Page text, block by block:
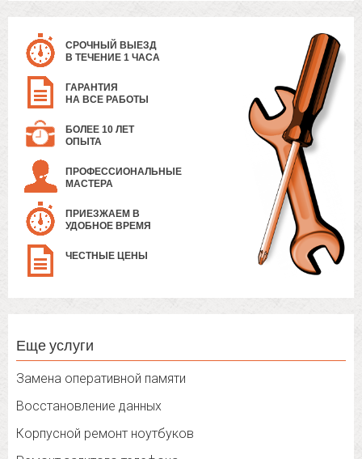
СРОЧНЫЙ ВЫЕЗД
В ТЕЧЕНИЕ 1 ЧАСА
ГАРАНТИЯ
НА ВСЕ РАБОТЫ
БОЛЕЕ 10 ЛЕТ
ОПЫТА
ПРОФЕССИОНАЛЬНЫЕ
МАСТЕРА
ПРИЕЗЖАЕМ В
УДОБНОЕ ВРЕМЯ
ЧЕСТНЫЕ ЦЕНЫ
Еще услуги
Замена оперативной памяти
Восстановление данных
Корпусной ремонт ноутбуков